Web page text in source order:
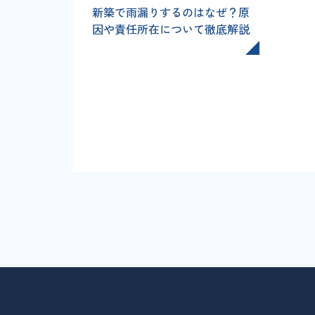
新築で雨漏りするのはなぜ？原
因や責任所在について徹底解説